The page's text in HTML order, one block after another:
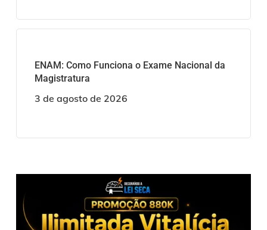
ENAM: Como Funciona o Exame Nacional da
Magistratura
3 de agosto de 2026